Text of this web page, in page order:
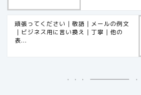
頑張ってください｜敬語｜メールの例文
｜ビジネス用に言い換え｜丁寧｜他の
表...